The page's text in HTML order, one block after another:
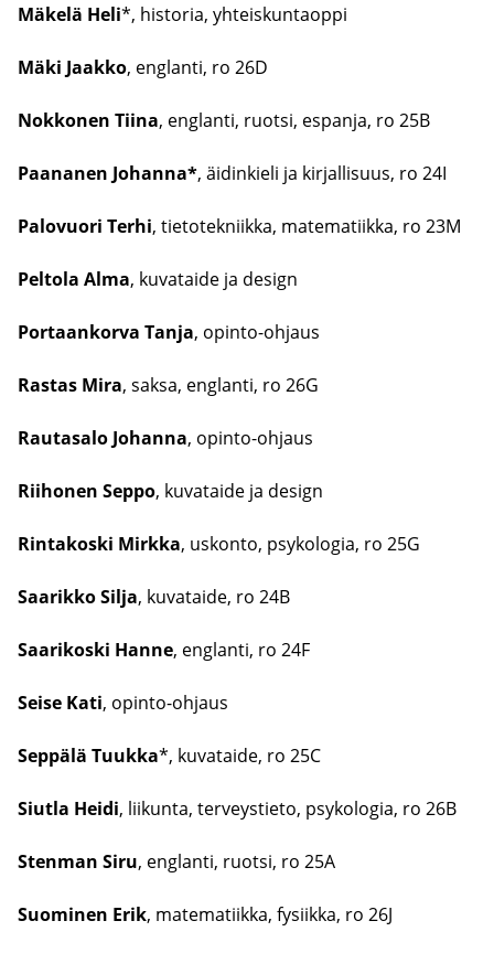
Mä­ke­lä Heli*, his­to­ria, yh­teis­kun­taop­pi
Mäki Jaak­ko, englan­ti, ro 26D
Nok­ko­nen Tiina, englan­ti, ruot­si, es­pan­ja, ro 25B
Paa­na­nen Jo­han­na*, äi­din­kie­li ja kir­jal­li­suus, ro 24I
​Palovuori Terhi, tie­to­tek­niik­ka, ma­te­ma­tiik­ka, ro 23M
​Peltola Alma, ku­va­tai­de ja de­sign
​Portaankorva Tanja, opinto-​ohjaus
​Rastas Mira, saksa, englan­ti, ro 26G
Rau­ta­sa­lo Jo­han­na, opinto-​ohjaus
Rii­ho­nen Seppo, ku­va­tai­de ja de­sign
Rin­ta­kos­ki Mirk­ka, us­kon­to, psy­ko­lo­gia, ro 25G
Saa­rik­ko Silja, ku­va­tai­de, ro 24B
Saa­ri­kos­ki Hanne, englan­ti, ro 24F
Seise Kati, opinto-​ohjaus
Sep­pä­lä Tuuk­ka*, ku­va­tai­de, ro 25C
​Siutla Heidi, lii­kun­ta, ter­veys­tie­to, psy­ko­lo­gia, ro 26B
Sten­man Siru, englan­ti, ruot­si, ro 25A
Suo­mi­nen Erik, ma­te­ma­tiik­ka, fy­siik­ka, ro 26J